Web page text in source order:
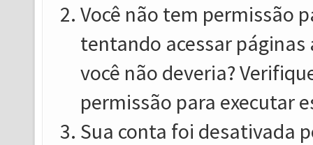
Você não tem permissão
tentando acessar
você não deveria?
permissão para executar
Sua conta foi desativada